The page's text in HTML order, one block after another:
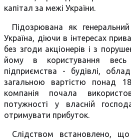
капітал за межі України.
Підозрювана як
Україна, діючи в інтересах
без згоди акціонерів і з
йому в користування весь
підприємства - будівлі,
загальною вартістю понад
компанія почала
потужності у власній
отримувати прибуток.
Слідством встановлено,